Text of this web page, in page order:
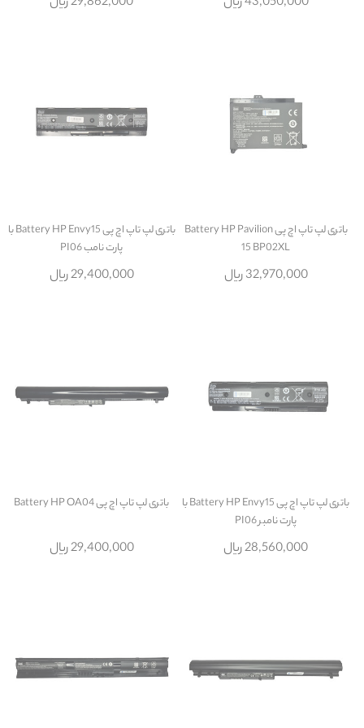
باتری لپ تاپ اچ پی Battery HP Pavilion
15 BP02XL
32,970,000 ریال
باتری لپ تاپ اچ پی Battery HP Envy15 با
پارت نامب PI06
29,400,000 ریال
باتری لپ تاپ اچ پی Battery HP Envy15 با
پارت نامبر PI06
28,560,000 ریال
باتری لپ تاپ اچ پی Battery HP OA04
29,400,000 ریال